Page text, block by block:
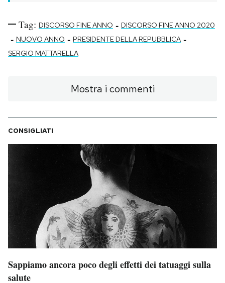
Tag: DISCORSO FINE ANNO - DISCORSO FINE ANNO 2020
- NUOVO ANNO - PRESIDENTE DELLA REPUBBLICA -
SERGIO MATTARELLA
Mostra i commenti
CONSIGLIATI
Sappiamo ancora poco degli effetti dei tatuaggi sulla
salute